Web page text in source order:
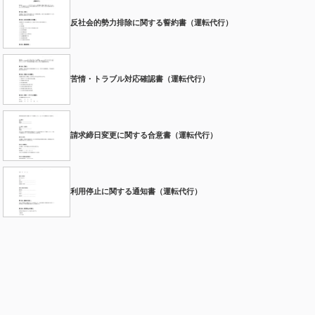
反社会的勢力排除に関する誓約書（運転代行）
苦情・トラブル対応確認書（運転代行）
請求締日変更に関する合意書（運転代行）
利用停止に関する通知書（運転代行）